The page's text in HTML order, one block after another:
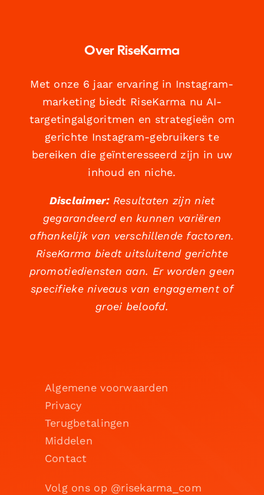
Over RiseKarma
Met onze 6 jaar ervaring in Instagram-
marketing biedt RiseKarma nu AI-
targetingalgoritmen en strategieën om
gerichte Instagram-gebruikers te
bereiken die geïnteresseerd zijn in uw
inhoud en niche.
Disclaimer:Resultaten zijn niet
gegarandeerd en kunnen variëren
afhankelijk van verschillende factoren.
RiseKarma biedt uitsluitend gerichte
promotiediensten aan. Er worden geen
specifieke niveaus van engagement of
groei beloofd.
Algemene voorwaarden
Privacy
Terugbetalingen
Middelen
Contact
Volg ons op @risekarma_com